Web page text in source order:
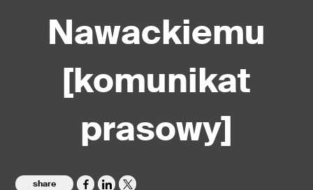
Nawackiemu
[komunikat
prasowy]
share